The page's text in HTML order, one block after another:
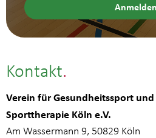
Kontakt
Verein für Gesundheitssport und
Sporttherapie Köln e.V.
Am Wassermann 9, 50829 Köln